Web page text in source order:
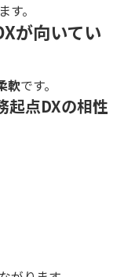
。
が向いてい
軟です。
点DXの相性